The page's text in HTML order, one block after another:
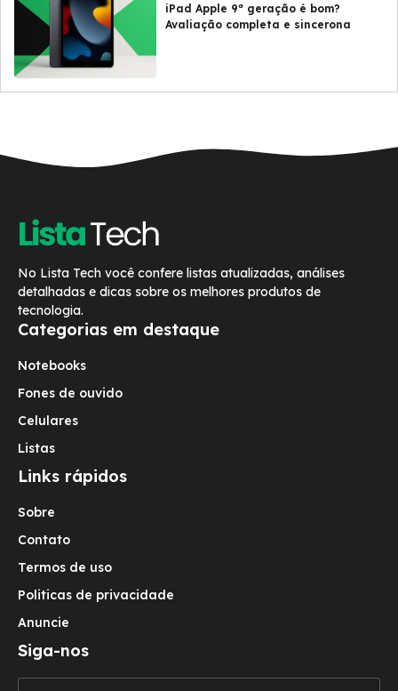
iPad Apple 9ª geração é bom?
Avaliação completa e sincerona
No Lista Tech você confere listas atualizadas, análises
detalhadas e dicas sobre os melhores produtos de
tecnologia.
Categorias em destaque
Notebooks
Fones de ouvido
Celulares
Listas
Links rápidos
Sobre
Contato
Termos de uso
Politicas de privacidade
Anuncie
Siga-nos